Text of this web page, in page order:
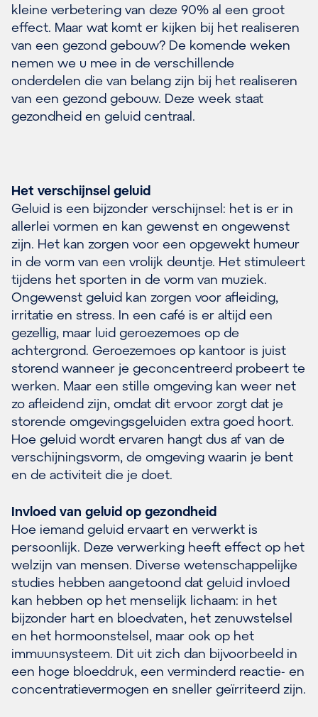
kleine verbetering van deze 90% al een groot
effect. Maar wat komt er kijken bij het realiseren
van een gezond gebouw? De komende weken
nemen we u mee in de verschillende
onderdelen die van belang zijn bij het realiseren
van een gezond gebouw. Deze week staat
gezondheid en geluid centraal.
Het verschijnsel geluid
Geluid is een bijzonder verschijnsel: het is er in
allerlei vormen en kan gewenst en ongewenst
zijn. Het kan zorgen voor een opgewekt humeur
in de vorm van een vrolijk deuntje. Het stimuleert
tijdens het sporten in de vorm van muziek.
Ongewenst geluid kan zorgen voor afleiding,
irritatie en stress. In een café is er altijd een
gezellig, maar luid geroezemoes op de
achtergrond. Geroezemoes op kantoor is juist
storend wanneer je geconcentreerd probeert te
werken. Maar een stille omgeving kan weer net
zo afleidend zijn, omdat dit ervoor zorgt dat je
storende omgevingsgeluiden extra goed hoort.
Hoe geluid wordt ervaren hangt dus af van de
verschijningsvorm, de omgeving waarin je bent
en de activiteit die je doet.
Invloed van geluid op gezondheid
Hoe iemand geluid ervaart en verwerkt is
persoonlijk. Deze verwerking heeft effect op het
welzijn van mensen. Diverse wetenschappelijke
studies hebben aangetoond dat geluid invloed
kan hebben op het menselijk lichaam: in het
bijzonder hart en bloedvaten, het zenuwstelsel
en het hormoonstelsel, maar ook op het
immuunsysteem. Dit uit zich dan bijvoorbeeld in
een hoge bloeddruk, een verminderd reactie- en
concentratievermogen en sneller geïrriteerd zijn.